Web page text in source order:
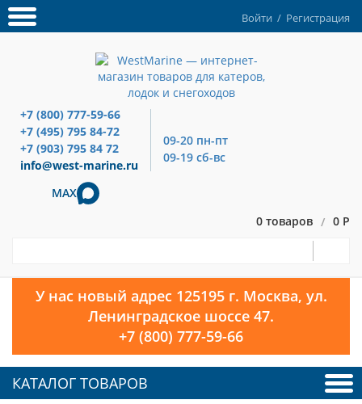
Войти / Регистрация
+7 (800) 777-59-66
+7 (495) 795 84-72
+7 (903) 795 84 72
info@west-marine.ru
09-20 пн-пт
09-19 сб-вс
MAX
0 товаров / 0 Р
У нас новый адрес 125195 г. Москва, ул.
Ленинградское шоссе 47.
+7 (800) 777-59-66
КАТАЛОГ ТОВАРОВ